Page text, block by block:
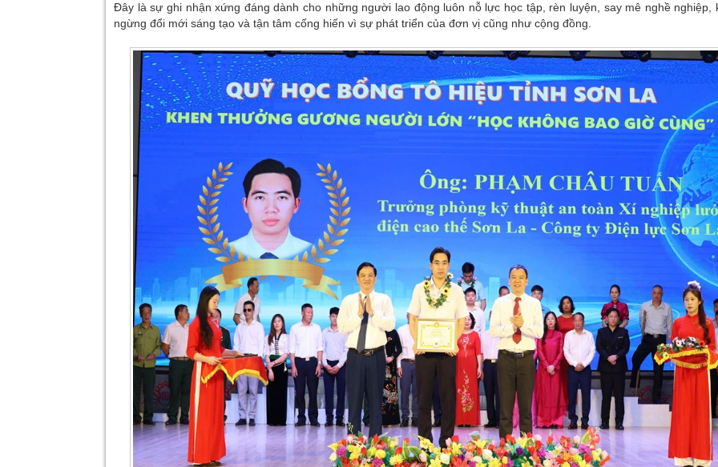
Đây là sự ghi nhận xứng đáng dành cho những người lao động luôn nỗ lực học tập, rèn luyện, say mê nghề nghiệp,
ngừng đổi mới sáng tạo và tận tâm cống hiến vì sự phát triển của đơn vị cũng như cộng đồng.